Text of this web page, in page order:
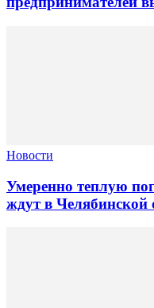
Новости
Умеренно теплую
ждут в Челябинской